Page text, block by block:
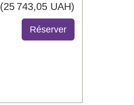
(25 743,05 UAH)